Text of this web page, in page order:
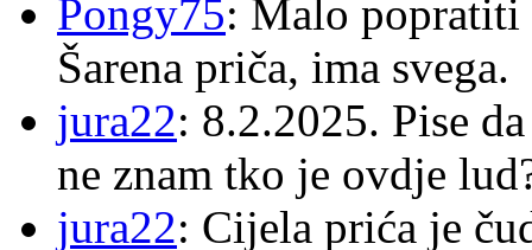
Pongy75: Malo popratiti
Šarena priča, ima svega.
jura22: 8.2.2025. Pise
ne znam tko je ovdje
jura22: Cijela prića je